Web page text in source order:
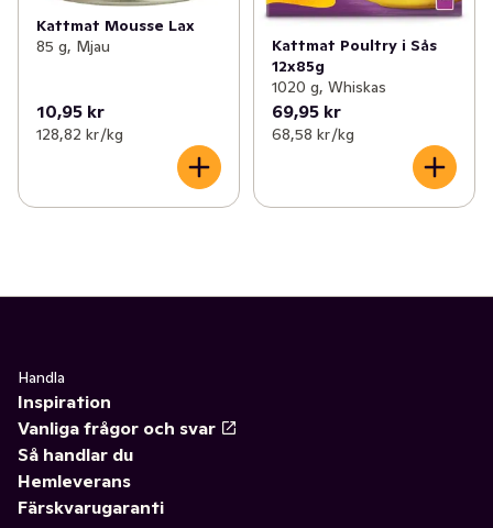
Kattmat Mousse Lax
85 g, Mjau
10,95 kr
128,82 kr /kg
Kattmat Poultry i Sås
12x85g
1020 g, Whiskas
69,95 kr
68,58 kr /kg
Handla
Inspiration
Vanliga frågor och svar
Så handlar du
Hemleverans
Färskvarugaranti